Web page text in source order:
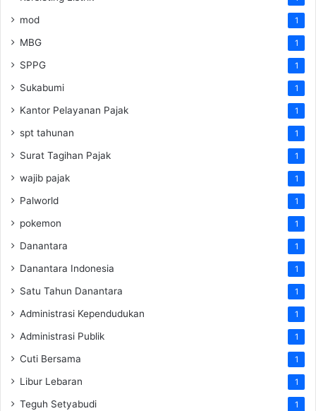
mod 1
MBG 1
SPPG 1
Sukabumi 1
Kantor Pelayanan Pajak 1
spt tahunan 1
Surat Tagihan Pajak 1
wajib pajak 1
Palworld 1
pokemon 1
Danantara 1
Danantara Indonesia 1
Satu Tahun Danantara 1
Administrasi Kependudukan 1
Administrasi Publik 1
Cuti Bersama 1
Libur Lebaran 1
Teguh Setyabudi 1